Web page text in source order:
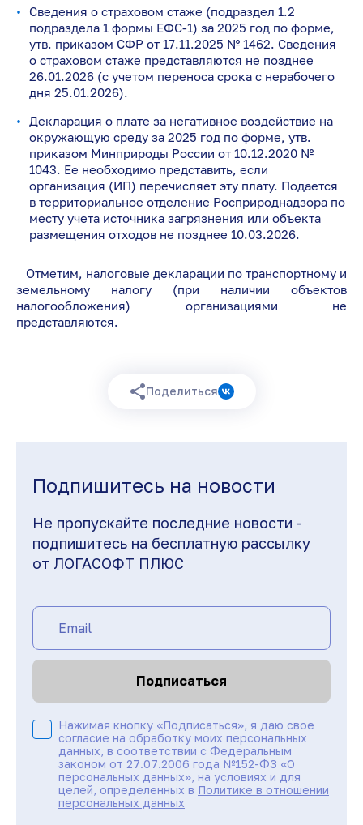
Сведения о страховом стаже (подраздел 1.2
подраздела 1 формы ЕФС-1) за 2025 год по форме,
утв. приказом СФР от 17.11.2025 № 1462. Сведения
о страховом стаже представляются не позднее
26.01.2026 (с учетом переноса срока с нерабочего
дня 25.01.2026).
Декларация о плате за негативное воздействие на
окружающую среду за 2025 год по форме, утв.
приказом Минприроды России от 10.12.2020 №
1043. Ее необходимо представить, если
организация (ИП) перечисляет эту плату. Подается
в территориальное отделение Росприроднадзора по
месту учета источника загрязнения или объекта
размещения отходов не позднее 10.03.2026.
Отметим, налоговые декларации по транспортному и
земельному налогу (при наличии объектов
налогообложения) организациями не
представляются.
Поделиться
Подпишитесь на новости
Не пропускайте последние новости -
подпишитесь на бесплатную рассылку
от ЛОГАСОФТ ПЛЮС
Подписаться
Нажимая кнопку «Подписаться», я даю свое
согласие на обработку моих персональных
данных, в соответствии с Федеральным
законом от 27.07.2006 года №152-ФЗ «О
персональных данных», на условиях и для
целей, определенных в Политике в отношении
персональных данных